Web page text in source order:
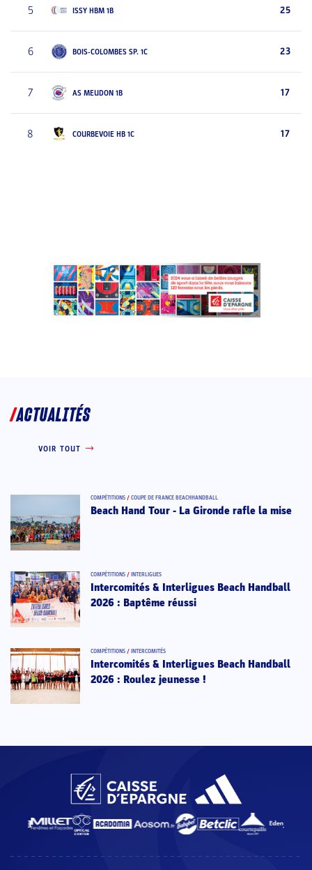
5 ISSY HBM 1B 25
6 BOIS-COLOMBES SP. 1C 23
7 AS MEUDON 1B 17
8 COURBEVOIE HB 1C 17
ACTUALITÉS
VOIR TOUT
COMPÉTITIONS / COUPE DE FRANCE BEACHHANDBALL
Beach Hand Tour - La Gironde rafle la mise
COMPÉTITIONS / INTERLIGUES
Intercomités & Interligues Beach Handball
2026 : Baptême réussi
COMPÉTITIONS / INTERCOMITÉS
Intercomités & Interligues Beach Handball
2026 : Roulez jeunesse !